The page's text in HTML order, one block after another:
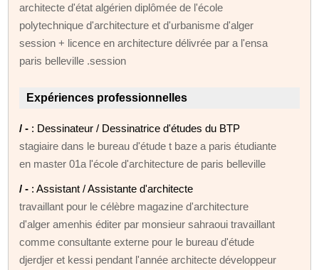
architecte d'état algérien diplômée de l'école
polytechnique d'architecture et d'urbanisme d'alger
session + licence en architecture délivrée par a l'ensa
paris belleville .session
Expériences professionnelles
/ - : Dessinateur / Dessinatrice d'études du BTP
stagiaire dans le bureau d'étude t baze a paris étudiante
en master 01a l'école d'architecture de paris belleville
/ - : Assistant / Assistante d'architecte
travaillant pour le célèbre magazine d'architecture
d'alger amenhis éditer par monsieur sahraoui travaillant
comme consultante externe pour le bureau d'étude
djerdjer et kessi pendant l'année architecte développeur